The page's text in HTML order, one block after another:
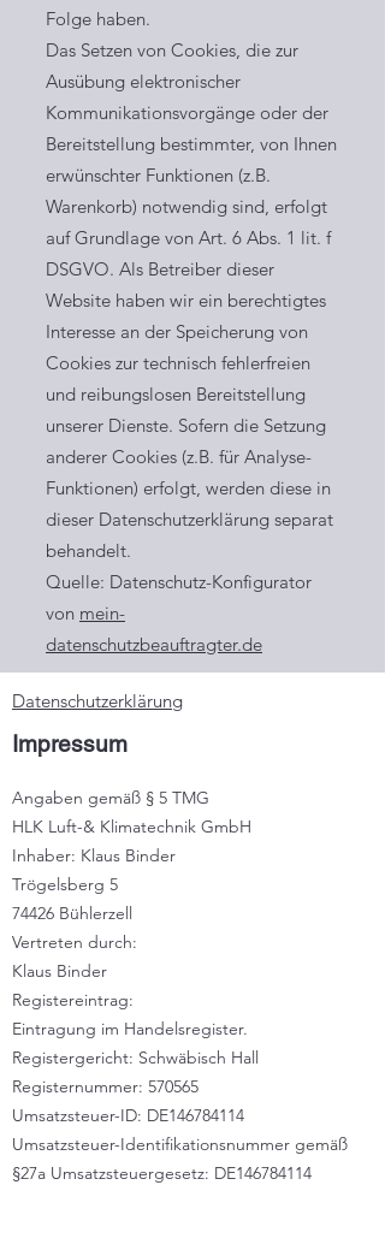
Folge haben.
Das Setzen von Cookies, die zur
Ausübung elektronischer
Kommunikationsvorgänge oder der
Bereitstellung bestimmter, von Ihnen
erwünschter Funktionen (z.B.
Warenkorb) notwendig sind, erfolgt
auf Grundlage von Art. 6 Abs. 1 lit. f
DSGVO. Als Betreiber dieser
Website haben wir ein berechtigtes
Interesse an der Speicherung von
Cookies zur technisch fehlerfreien
und reibungslosen Bereitstellung
unserer Dienste. Sofern die Setzung
anderer Cookies (z.B. für Analyse-
Funktionen) erfolgt, werden diese in
dieser Datenschutzerklärung separat
behandelt.
Quelle: Datenschutz-Konfigurator
von mein-
datenschutzbeauftragter.de
Datenschutzerklärung
Impressum
Angaben gemäß § 5 TMG
HLK Luft-& Klimatechnik GmbH
Inhaber: Klaus Binder
Trögelsberg 5
74426 Bühlerzell
Vertreten durch:
Klaus Binder
Registereintrag:
Eintragung im Handelsregister.
Registergericht: Schwäbisch Hall
Registernummer: 570565
Umsatzsteuer-ID: DE146784114
Umsatzsteuer-Identifikationsnummer gemäß
§27a Umsatzsteuergesetz: DE146784114